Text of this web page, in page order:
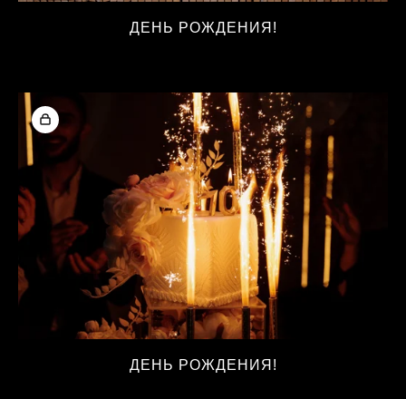
ДЕНЬ РОЖДЕНИЯ!
ДЕНЬ РОЖДЕНИЯ!